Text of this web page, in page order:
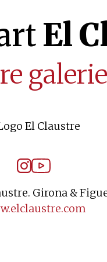
El
galerie
Girona &